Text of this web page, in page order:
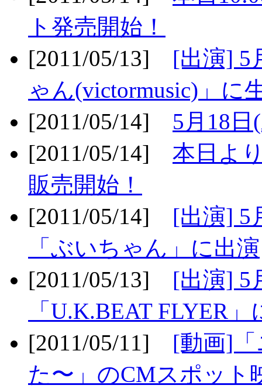
ト発売開始！
[2011/05/13] [出演] 5
ゃん(victormusic)」に
[2011/05/14] 5月18
[2011/05/14] 本日よ
販売開始！
[2011/05/14] [出演] 5
「ぶいちゃん」に出演
[2011/05/13] [出演] 5
「U.K.BEAT FLYER
[2011/05/11] [動画]
た〜」のCMスポット